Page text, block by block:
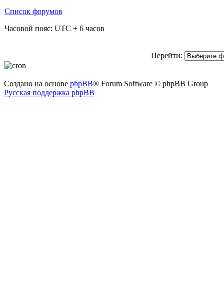
Список форумов
Часовой пояс: UTC + 6 часов
Перейти:
Создано на основе phpBB® Forum Software © phpBB Group
Русская поддержка phpBB